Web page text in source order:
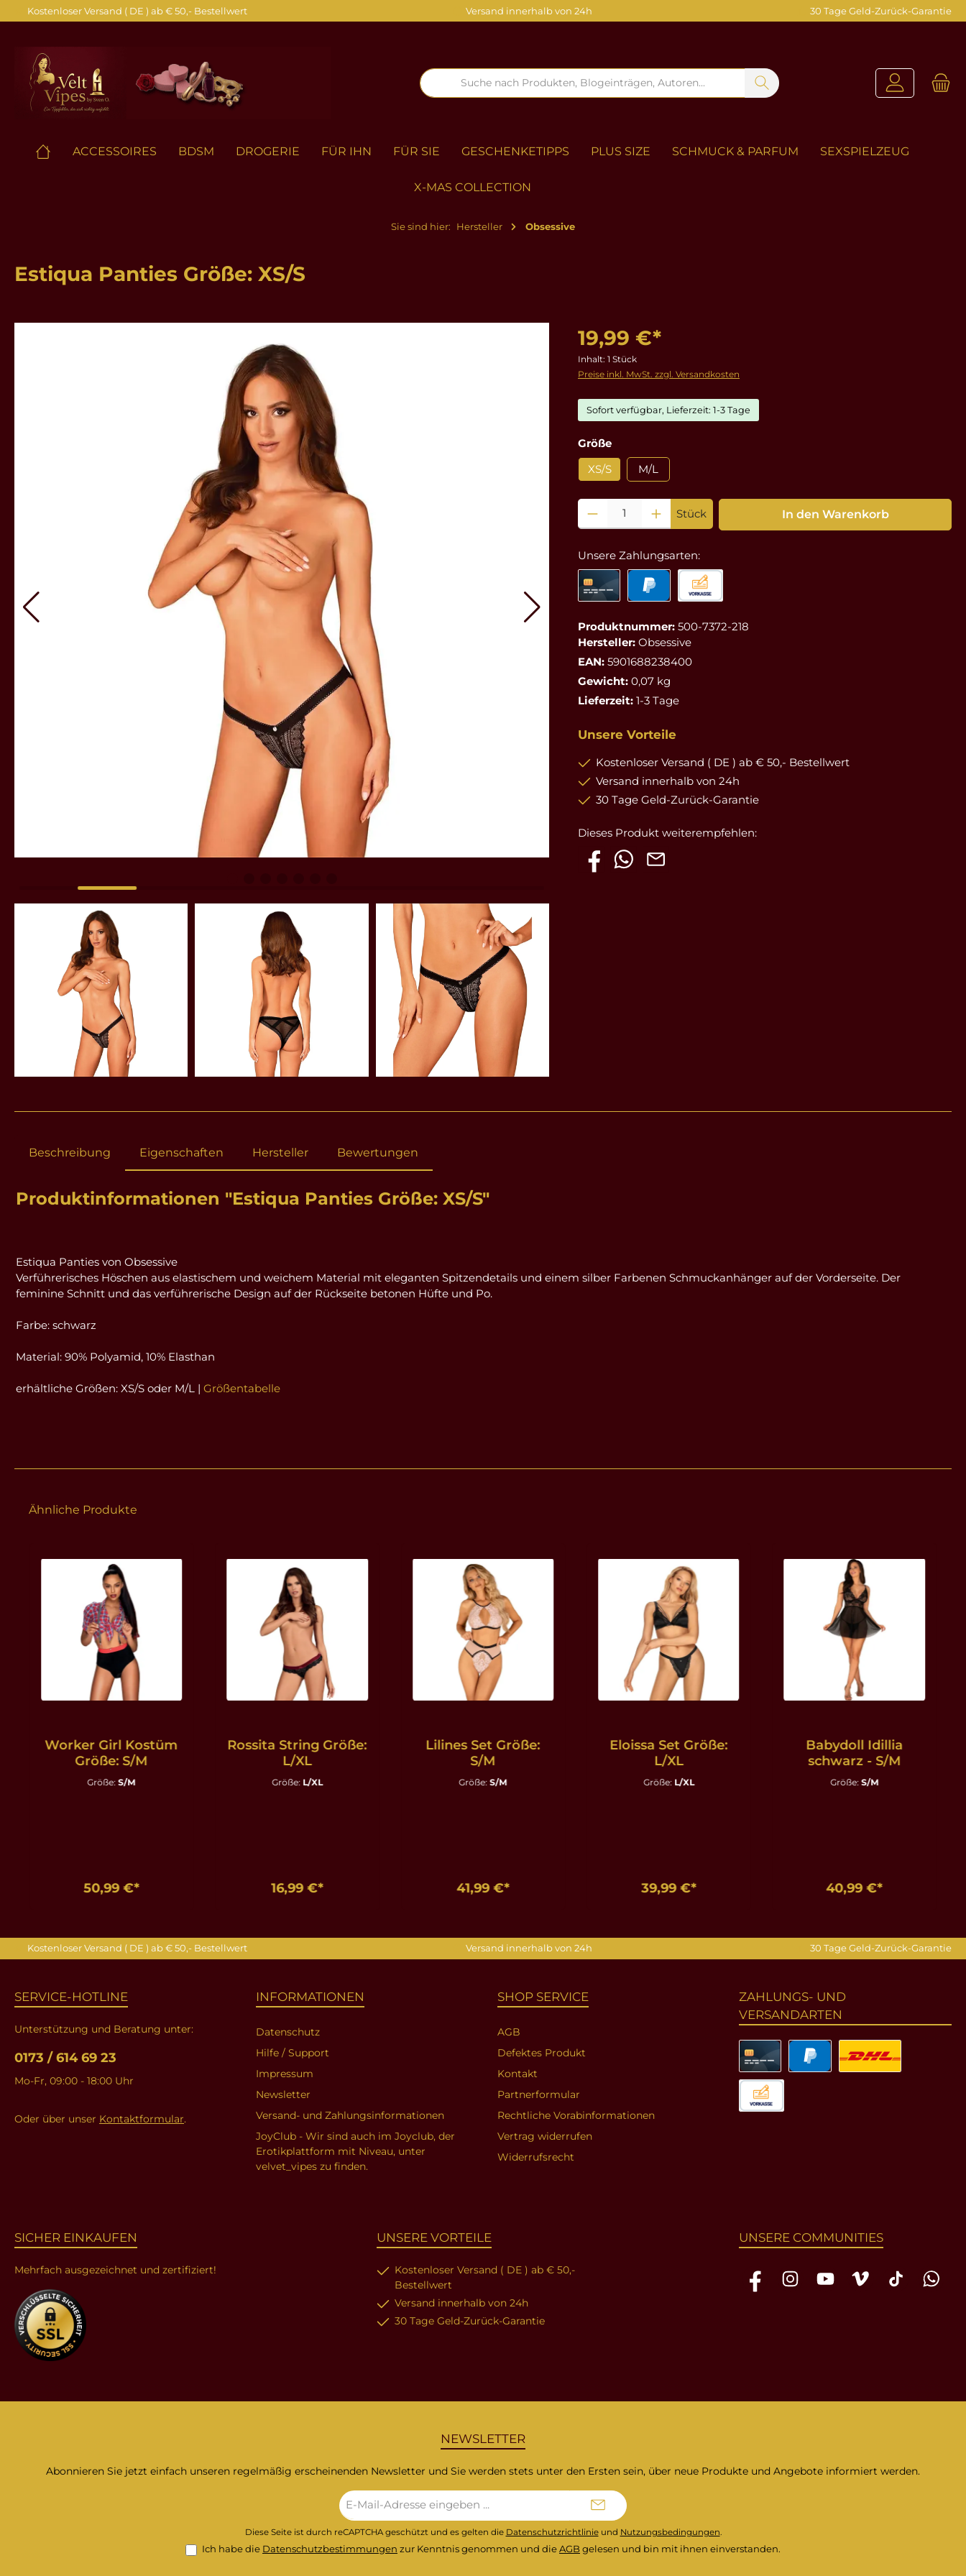
Zur Hauptnavigation springen
Kostenloser Versand ( DE ) ab € 50,- Bestellwert Versand innerhalb von 24h 30 Tage Geld-Zurück-Garantie
ACCESSOIRES BDSM DROGERIE FÜR IHN FÜR SIE GESCHENKETIPPS PLUS SIZE SCHMUCK & PARFUM SEXSPIELZEUG
X-MAS COLLECTION
Sie sind hier: Hersteller Obsessive
Estiqua Panties Größe: XS/S
19,99 €*
Inhalt: 1 Stück
Preise inkl. MwSt. zzgl. Versandkosten
Sofort verfügbar, Lieferzeit: 1-3 Tage
Größeauswählen
XS/S
M/L
Produkt Anzahl: Gib den gewünschten Wert ein oder benutze die Schaltflächen um die
Stück In den Warenkorb
Unsere Zahlungsarten:
Produktnummer: 500-7372-218
Hersteller: Obsessive
EAN: 5901688238400
Gewicht: 0,07 kg
Lieferzeit: 1-3 Tage
Unsere Vorteile
Kostenloser Versand ( DE ) ab € 50,- Bestellwert
Versand innerhalb von 24h
30 Tage Geld-Zurück-Garantie
Dieses Produkt weiterempfehlen:
Beschreibung Eigenschaften Hersteller Bewertungen
Produktinformationen "Estiqua Panties Größe: XS/S"
Estiqua Panties von Obsessive
Verführerisches Höschen aus elastischem und weichem Material mit eleganten Spitzendetails und einem silber Farbenen Schmuckanhänger auf der Vorderseite. Der
feminine Schnitt und das verführerische Design auf der Rückseite betonen Hüfte und Po.
Farbe: schwarz
Material: 90% Polyamid, 10% Elasthan
erhältliche Größen: XS/S oder M/L | Größentabelle
Ähnliche Produkte
Worker Girl Kostüm
Größe: S/M
Größe:S/M
50,99 €*
Rossita String Größe:
L/XL
Größe: L/XL
16,99 €*
Lilines Set Größe:
S/M
Größe:S/M
41,99 €*
Eloissa Set Größe:
L/XL
Größe: L/XL
39,99 €*
Babydoll Idillia
schwarz - S/M
Größe:S/M
40,99 €*
Kostenloser Versand ( DE ) ab € 50,- Bestellwert Versand innerhalb von 24h 30 Tage Geld-Zurück-Garantie
SERVICE-HOTLINE
Unterstützung und Beratung unter:
0173 / 614 69 23
Mo-Fr, 09:00 - 18:00 Uhr
Oder über unser Kontaktformular.
INFORMATIONEN
Datenschutz
Hilfe / Support
Impressum
Newsletter
Versand- und Zahlungsinformationen
JoyClub - Wir sind auch im Joyclub, der
Erotikplattform mit Niveau, unter
velvet_vipes zu finden.
SHOP SERVICE
AGB
Defektes Produkt
Kontakt
Partnerformular
Rechtliche Vorabinformationen
Vertrag widerrufen
Widerrufsrecht
ZAHLUNGS- UND
VERSANDARTEN
SICHER EINKAUFEN
Mehrfach ausgezeichnet und zertifiziert!
UNSERE VORTEILE
Kostenloser Versand ( DE ) ab € 50,-
Bestellwert
Versand innerhalb von 24h
30 Tage Geld-Zurück-Garantie
UNSERE COMMUNITIES
FacebookInstagramYouTube Vimeo TikTok
NEWSLETTER
Abonnieren Sie jetzt einfach unseren regelmäßig erscheinenden Newsletter und Sie werden stets unter den Ersten sein, über neue Produkte und Angebote informiert werden.
Mail-
Adresse*
Diese Seite ist durch reCAPTCHA geschützt und es gelten die Datenschutzrichtlinieund Nutzungsbedingungen
Ich habe die Datenschutzbestimmungen zur Kenntnis genommen und dieAGBgelesen und bin mit ihnen einverstanden.